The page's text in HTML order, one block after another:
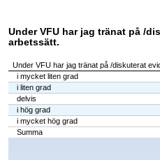
Under VFU har jag tränat på /
arbetssätt.
Under VFU har jag tränat på /diskuterat
i mycket liten grad
i liten grad
delvis
i hög grad
i mycket hög grad
Summa
Chart